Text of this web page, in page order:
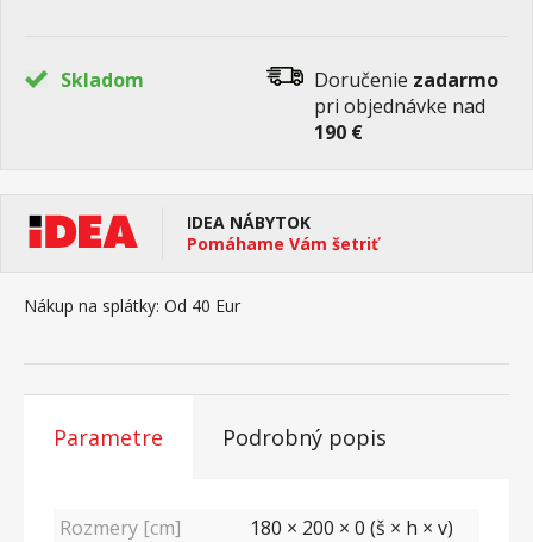
Skladom Doručenie zadarmo
pri objednávke nad
190 €
IDEA NÁBYTOK
Pomáhame Vám šetriť
Nákup na splátky: Od 40 Eur
Parametre Podrobný popis
Rozmery [cm]
180 × 200 × 0 (š × h × v)